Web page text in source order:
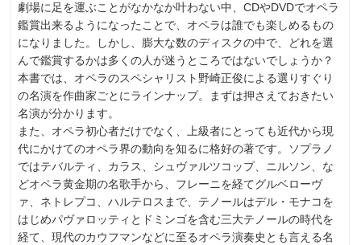
劇場に足を運ぶことがなかなか叶わない中、CDやDVDでオペラ
鑑賞出来るようになったことで、オペラは誰でも楽しめるもの
になりました。しかし、膨大な数のディスクの中で、どれを選
んで鑑賞するかは多くの人が迷うところではないでしょうか？
本書では、オペラのスペシャリスト野崎正俊による選りすぐり
の名演を作曲家ごとにラインナップ。まずは押さえておきたい
名演が分かります。
また、オペラ初心者だけでなく、上級者にとっても近代から現
代にかけてのオペラ界の動向を知るに格好の著です。ソプラノ
ではテバルティ、カラス、シュヴァルツコップ、ニルソン、な
どオペラ黄金期の名歌手から、フレーニを経てグルベローヴ
ァ、ネトレプコ、ハルテロスまで、テノールはデル・モナコを
はじめパヴァロッティとドミンゴを含む三大テノールの時代を
経て、現代のカウフマンなどに至るオペラ演奏史とも言える名